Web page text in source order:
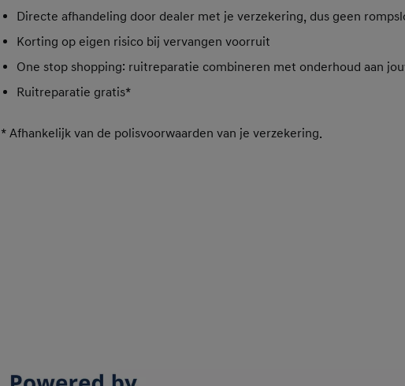
Directe afhandeling door dealer met je verzekering, dus geen
Korting op eigen risico bij vervangen voorruit
One stop shopping: ruitreparatie combineren met onderhoud aan
Ruitreparatie gratis*
* Afhankelijk van de polisvoorwaarden van je verzekering.